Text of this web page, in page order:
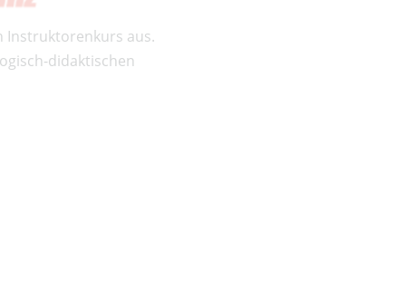
Instruktorenkurs aus.
didaktischen